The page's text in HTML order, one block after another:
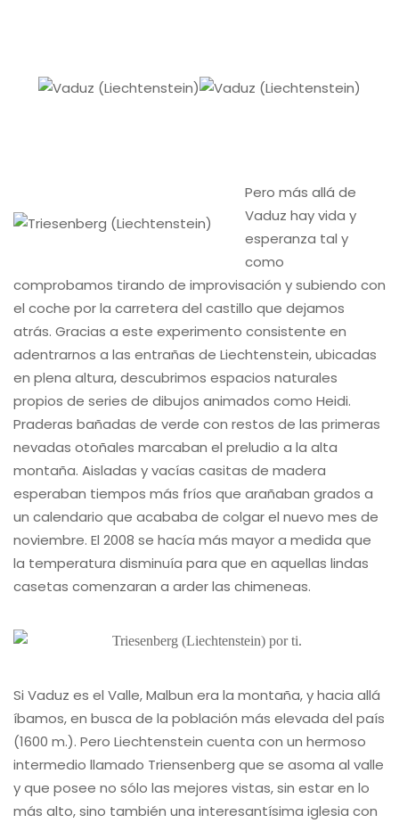
Pero más allá de
Vaduz hay vida y
esperanza tal y
como
comprobamos tirando de improvisación y subiendo con
el coche por la carretera del castillo que dejamos
atrás. Gracias a este experimento consistente en
adentrarnos a las entrañas de Liechtenstein, ubicadas
en plena altura, descubrimos espacios naturales
propios de series de dibujos animados como Heidi.
Praderas bañadas de verde con restos de las primeras
nevadas otoñales marcaban el preludio a la alta
montaña. Aisladas y vacías casitas de madera
esperaban tiempos más fríos que arañaban grados a
un calendario que acababa de colgar el nuevo mes de
noviembre. El 2008 se hacía más mayor a medida que
la temperatura disminuía para que en aquellas lindas
casetas comenzaran a arder las chimeneas.
Si Vaduz es el Valle, Malbun era la montaña, y hacia allá
íbamos, en busca de la población más elevada del país
(1600 m.). Pero Liechtenstein cuenta con un hermoso
intermedio llamado Triensenberg que se asoma al valle
y que posee no sólo las mejores vistas, sin estar en lo
más alto, sino también una interesantísima iglesia con